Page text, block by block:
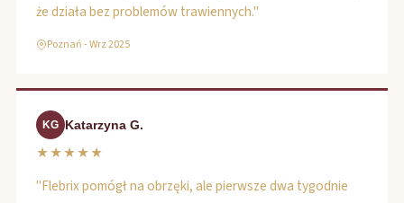
że działa bez problemów trawiennych."
Poznań - Wrz 2025
KG Katarzyna G.
★★★★★
"Flebrix pomógł na obrzęki, ale pierwsze dwa tygodnie